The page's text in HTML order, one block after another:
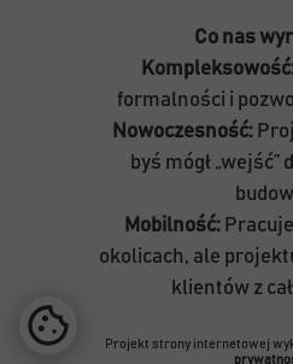
Projekt strony internetowej
Co nas
formalności i
Nowoczesność:
byś mógł „wejść”
Mobilność:
okolicach, ale
klientów z